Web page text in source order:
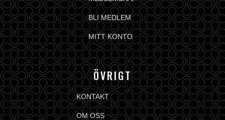
BLI MEDLEM
MITT KONTO
ÖVRIGT
KONTAKT
OM OSS